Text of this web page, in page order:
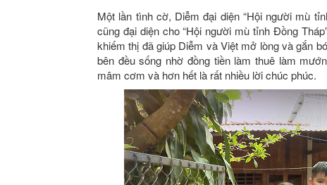
Một lần tình cờ, Diễm đại diện “Hội người mù
cũng đại diện cho “Hội người mù tỉnh Đồng
khiếm thị đã giúp Diễm và Việt mở lòng và gắn
bên đều sống nhờ đồng tiền làm thuê làm
mâm cơm và hơn hết là rất nhiều lời chúc phúc.